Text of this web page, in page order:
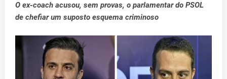
O ex-coach acusou, sem provas, o parlamentar do PSOL
de chefiar um suposto esquema criminoso